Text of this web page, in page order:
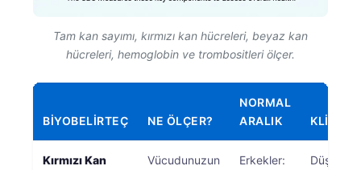
Tam kan sayımı, kırmızı kan hücreleri, beyaz kan
hücreleri, hemoglobin ve trombositleri ölçer.
BIYOBELIRTEÇ NE ÖLÇER?
NORMAL
ARALIK
KLINIK
Kırmızı Kan
Vücudunuzun
Erkekler:
Düşük